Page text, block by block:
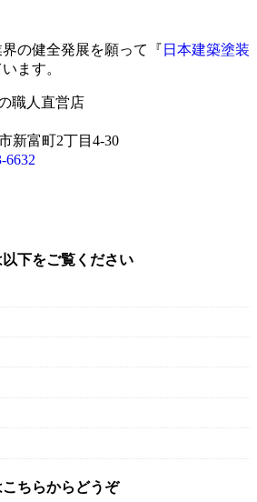
の健全発展を願って『 日本建築塗装
ます。
職人直営店
新富町2丁目4-30
6632
下をご覧ください
ちらからどうぞ